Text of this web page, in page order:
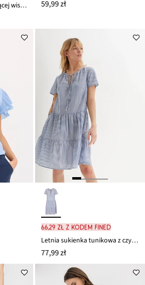
Sukienka tunikowa z lejącej wiskozy 59,99 zł
66,29 zł z kodem FINED
Letnia sukienka tunikowa z czystej bawełny
77,99 zł